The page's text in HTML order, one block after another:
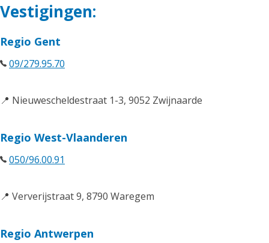
Vestigingen:
Regio Gent
09/279.95.70
📍 Nieuwescheldestraat 1-3, 9052 Zwijnaarde
Regio West-Vlaanderen
050/96.00.91
📍 Ververijstraat 9, 8790 Waregem
Regio Antwerpen